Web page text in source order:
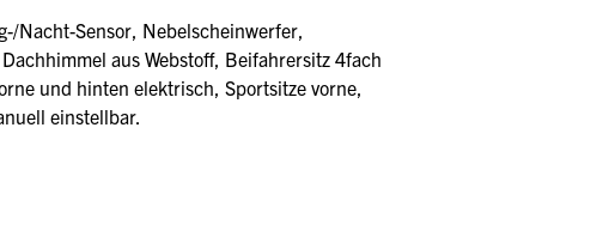
Nacht-Sensor, Nebelscheinwerfer,
aus Webstoff, Beifahrersitz 4fach
und hinten elektrisch, Sportsitze vorne,
einstellbar.